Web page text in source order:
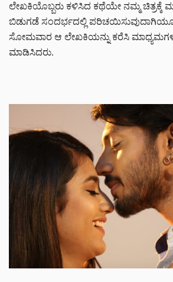
ಲೇಖಕಿಯೊಬ್ಬರು ಕಳಿಸಿದ ಕಥೆಯೇ ನಮ್ಮ ಚಿತ್ರಕ್ಕೆ
ಬಿಡುಗಡೆ ಸಂದರ್ಭದಲ್ಲಿ ಪರಿಚಯಿಸುವುದಾಗಿಯೂ
ಸೋಮವಾರ ಆ ಲೇಖಕಿಯನ್ನು ಕರೆಸಿ
ಮಾಡಿಸಿದರು.